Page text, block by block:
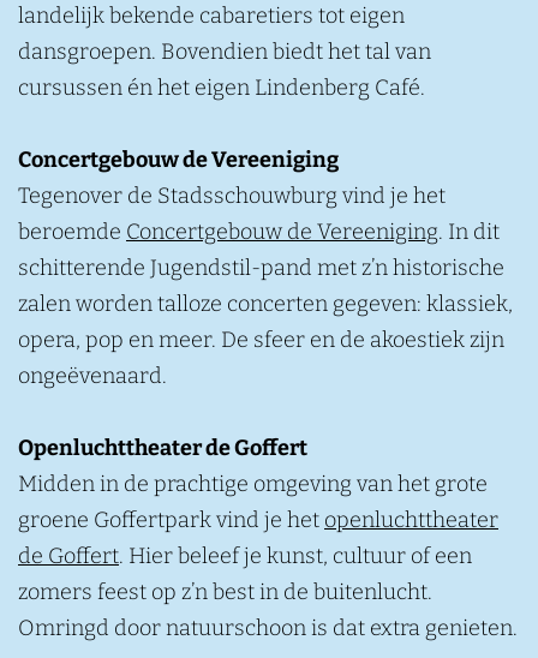
landelijk bekende cabaretiers tot eigen
dansgroepen. Bovendien biedt het tal van
cursussen én het eigen Lindenberg Café.
Concertgebouw de Vereeniging
Tegenover de Stadsschouwburg vind je het
beroemde Concertgebouw de Vereeniging. In dit
schitterende Jugendstil-pand met z’n historische
zalen worden talloze concerten gegeven: klassiek,
opera, pop en meer. De sfeer en de akoestiek zijn
ongeëvenaard.
Openluchttheater de Goffert
Midden in de prachtige omgeving van het grote
groene Goffertpark vind je het openluchttheater
de Goffert. Hier beleef je kunst, cultuur of een
zomers feest op z’n best in de buitenlucht.
Omringd door natuurschoon is dat extra genieten.